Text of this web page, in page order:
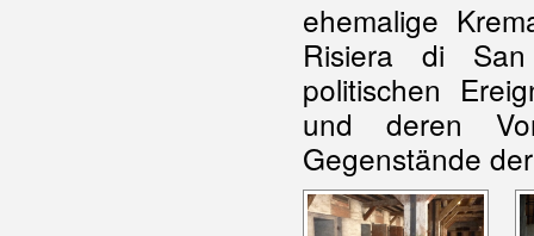
ehemalige
Risiera di
politischen
und deren
Gegenstände